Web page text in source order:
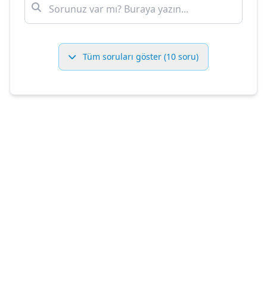
Tüm soruları göster (10 soru)